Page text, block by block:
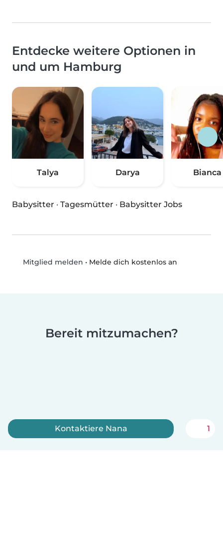
Entdecke weitere Optionen in
und um Hamburg
Talya Darya Bianca
Babysitter · Tagesmütter · Babysitter Jobs
Mitglied melden • Melde dich kostenlos an
Bereit mitzumachen?
Kontaktiere Nana 1